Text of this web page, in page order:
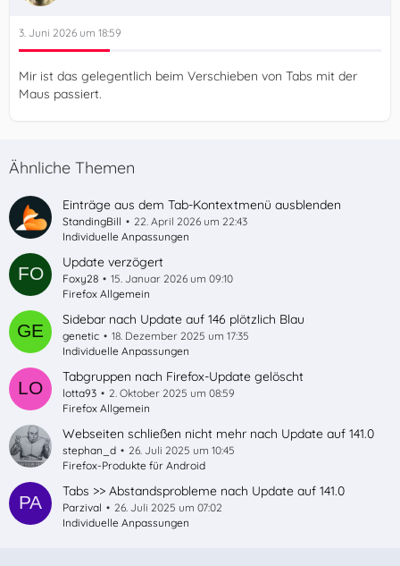
3. Juni 2026 um 18:59
Mir ist das gelegentlich beim Verschieben von Tabs mit der
Maus passiert.
Ähnliche Themen
Einträge aus dem Tab-Kontextmenü ausblenden
StandingBill
22. April 2026 um 22:43
Individuelle Anpassungen
Update verzögert
Foxy28
15. Januar 2026 um 09:10
Firefox Allgemein
Sidebar nach Update auf 146 plötzlich Blau
genetic
18. Dezember 2025 um 17:35
Individuelle Anpassungen
Tabgruppen nach Firefox-Update gelöscht
lotta93
2. Oktober 2025 um 08:59
Firefox Allgemein
Webseiten schließen nicht mehr nach Update auf 141.0
stephan_d
26. Juli 2025 um 10:45
Firefox-Produkte für Android
Tabs >> Abstandsprobleme nach Update auf 141.0
Parzival
26. Juli 2025 um 07:02
Individuelle Anpassungen